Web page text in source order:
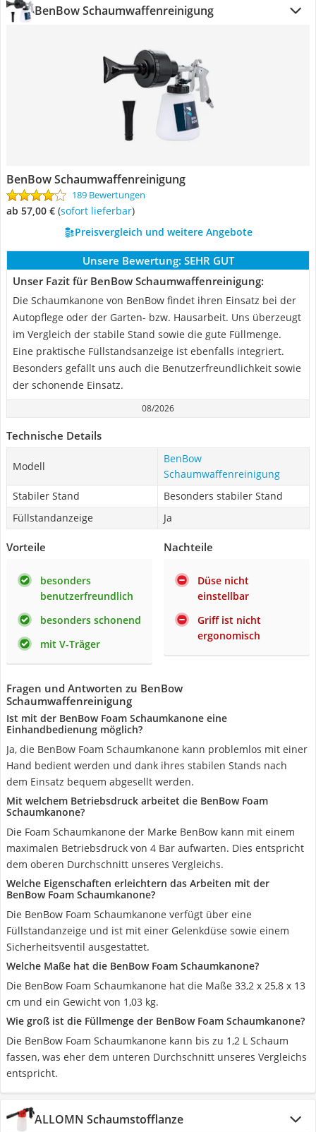
BenBow Schaumwaffenreinigung
BenBow Schaumwaffenreinigung
189 Bewertungen
ab 57,00 € ( Sofort lieferbar)
Preisvergleich und weitere Angebote
Unsere Bewertung: SEHR GUT
Unser Fazit für BenBow Schaumwaffenreinigung:
Die Schaumkanone von BenBow findet ihren Einsatz bei der
Autopflege oder der Garten- bzw. Hausarbeit. Uns überzeugt
im Vergleich der stabile Stand sowie die gute Füllmenge.
Eine praktische Füllstandsanzeige ist ebenfalls integriert.
Besonders gefällt uns auch die Benutzerfreundlichkeit sowie
der schonende Einsatz.
08/2026
Technische Details
Modell
BenBow
Schaumwaffenreinigung
Stabiler Stand
Besonders stabiler Stand
Füllstandanzeige
Ja
Vorteile
besonders
benutzerfreundlich
besonders schonend
mit V-Träger
Nachteile
Düse nicht
einstellbar
Griff ist nicht
ergonomisch
Fragen und Antworten zu BenBow
Schaumwaffenreinigung
Ist mit der BenBow Foam Schaumkanone eine
Einhandbedienung möglich?
Ja, die BenBow Foam Schaumkanone kann problemlos mit einer
Hand bedient werden und dank ihres stabilen Stands nach
dem Einsatz bequem abgesellt werden.
Mit welchem Betriebsdruck arbeitet die BenBow Foam
Schaumkanone?
Die Foam Schaumkanone der Marke BenBow kann mit einem
maximalen Betriebsdruck von 4 Bar aufwarten. Dies entspricht
dem oberen Durchschnitt unseres Vergleichs.
Welche Eigenschaften erleichtern das Arbeiten mit der
BenBow Foam Schaumkanone?
Die BenBow Foam Schaumkanone verfügt über eine
Füllstandanzeige und ist mit einer Gelenkdüse sowie einem
Sicherheitsventil ausgestattet.
Welche Maße hat die BenBow Foam Schaumkanone?
Die BenBow Foam Schaumkanone hat die Maße 33,2 x 25,8 x 13
cm und ein Gewicht von 1,03 kg.
Wie groß ist die Füllmenge der BenBow Foam Schaumkanone?
Die BenBow Foam Schaumkanone kann bis zu 1,2 L Schaum
fassen, was eher dem unteren Durchschnitt unseres Vergleichs
entspricht.
ALLOMN Schaumstofflanze